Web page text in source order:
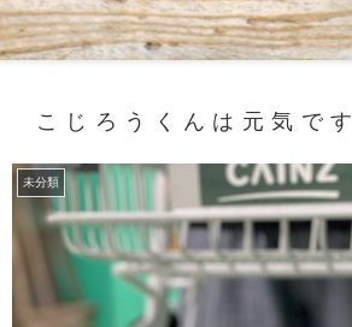
こじろうくんは元気です
未分類